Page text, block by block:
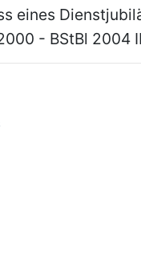
eines
- BStBl 2004